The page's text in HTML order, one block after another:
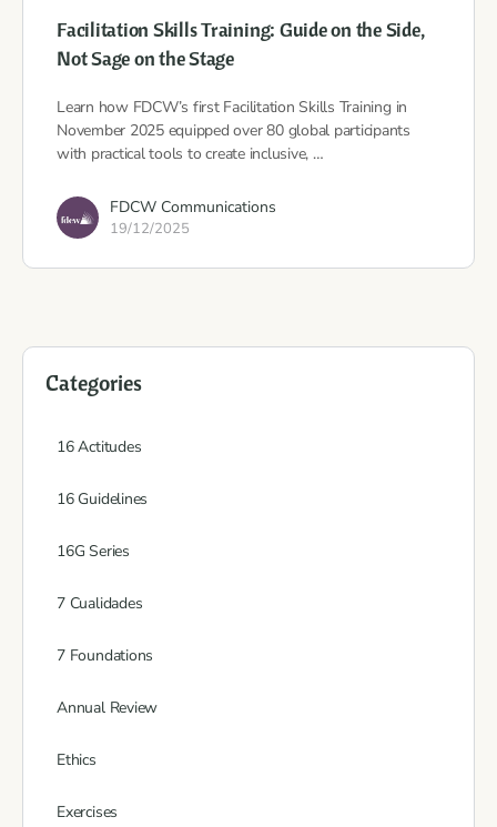
Facilitation Skills Training: Guide on the Side,
Not Sage on the Stage
Learn how FDCW’s first Facilitation Skills Training in
November 2025 equipped over 80 global participants
with practical tools to create inclusive, …
FDCW Communications
19/12/2025
Categories
16 Actitudes
16 Guidelines
16G Series
7 Cualidades
7 Foundations
Annual Review
Ethics
Exercises